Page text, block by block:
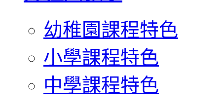
幼稚園課程特色
小學課程特色
中學課程特色